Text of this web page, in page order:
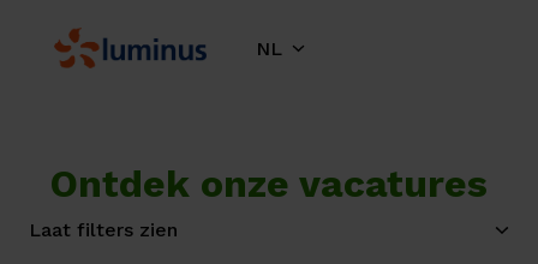
content
Homepagina NL
Ontdek onze vacatures
Laat filters zien